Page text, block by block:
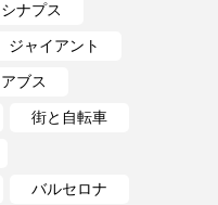
シナプス
ジャイアント
アブス
街と自転車
バルセロナ